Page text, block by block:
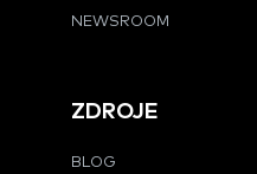
NEWSROOM
ZDROJE
BLOG